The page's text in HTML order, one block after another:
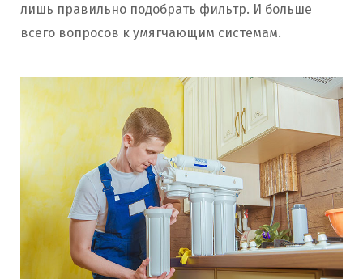
лишь правильно подобрать фильтр. И больше
всего вопросов к умягчающим системам.